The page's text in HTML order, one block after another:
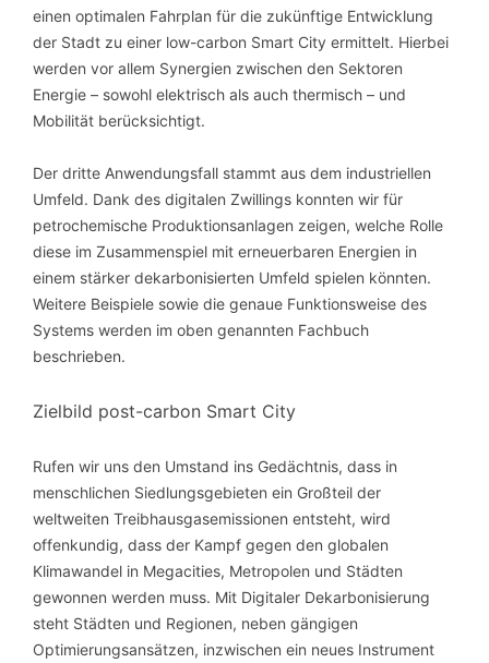
einen optimalen Fahrplan für die zukünftige Entwicklung
der Stadt zu einer low-carbon Smart City ermittelt. Hierbei
werden vor allem Synergien zwischen den Sektoren
Energie – sowohl elektrisch als auch thermisch – und
Mobilität berücksichtigt.
Der dritte Anwendungsfall stammt aus dem industriellen
Umfeld. Dank des digitalen Zwillings konnten wir für
petrochemische Produktionsanlagen zeigen, welche Rolle
diese im Zusammenspiel mit erneuerbaren Energien in
einem stärker dekarbonisierten Umfeld spielen könnten.
Weitere Beispiele sowie die genaue Funktionsweise des
Systems werden im oben genannten Fachbuch
beschrieben.
Zielbild post-carbon Smart City
Rufen wir uns den Umstand ins Gedächtnis, dass in
menschlichen Siedlungsgebieten ein Großteil der
weltweiten Treibhausgasemissionen entsteht, wird
offenkundig, dass der Kampf gegen den globalen
Klimawandel in Megacities, Metropolen und Städten
gewonnen werden muss. Mit Digitaler Dekarbonisierung
steht Städten und Regionen, neben gängigen
Optimierungsansätzen, inzwischen ein neues Instrument